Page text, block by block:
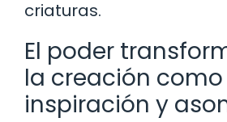
criaturas.
El poder
la creación
inspiración y